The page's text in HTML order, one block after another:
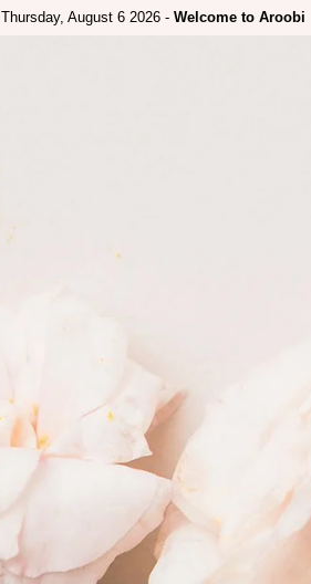
Thursday, August 6 2026 - Welcome to Aroobi